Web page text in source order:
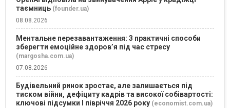
таємниць (founder.ua)
08.08.2026
Ментальне перезавантаження: 3 практичні способи
зберегти емоційне здоров’я під час стресу
(margosha.com.ua)
07.08.2026
Будівельний ринок зростає, але залишається під
тиском війни, дефіциту кадрів та високої собівартості:
ключові підсумки І півріччя 2026 року (economist.com.ua)